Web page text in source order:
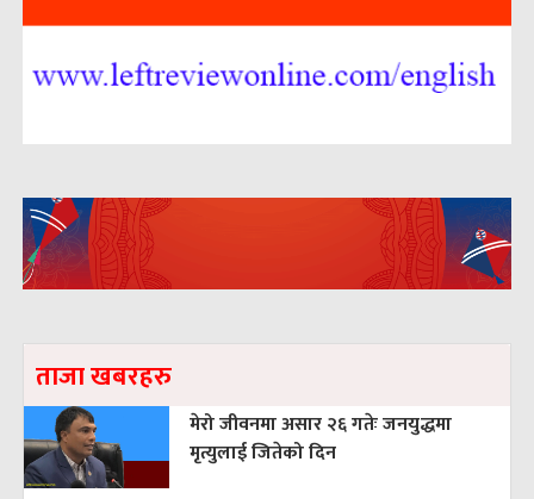
ताजा खबरहरु
मेरो जीवनमा असार २६ गतेः जनयुद्धमा
मृत्युलाई जितेको दिन